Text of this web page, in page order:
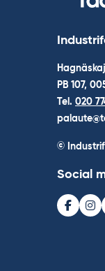
PB 107,
Tel. 020
©
Social